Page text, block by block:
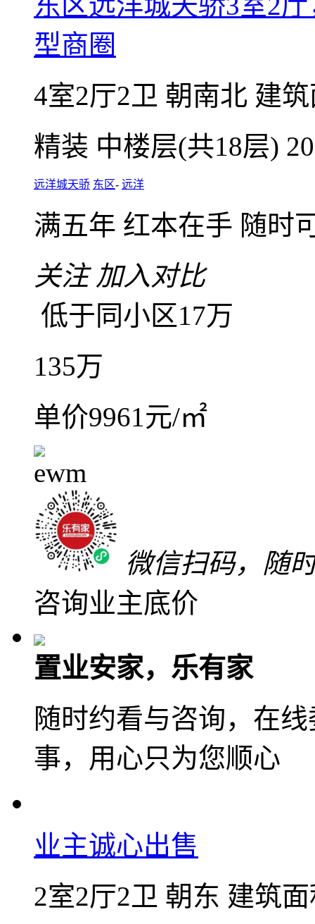
微信扫码，随
咨询业主底价
东区远洋城天骄3室2
型商圈
4室2厅2卫朝南北
精装 中楼层(共18层)
远洋城天骄 东区
满五年 红本在手
关注
低于同小区17万
135万
单价9961元/㎡
微信扫码，随
置业安家，乐有家
随时约看与咨询，在